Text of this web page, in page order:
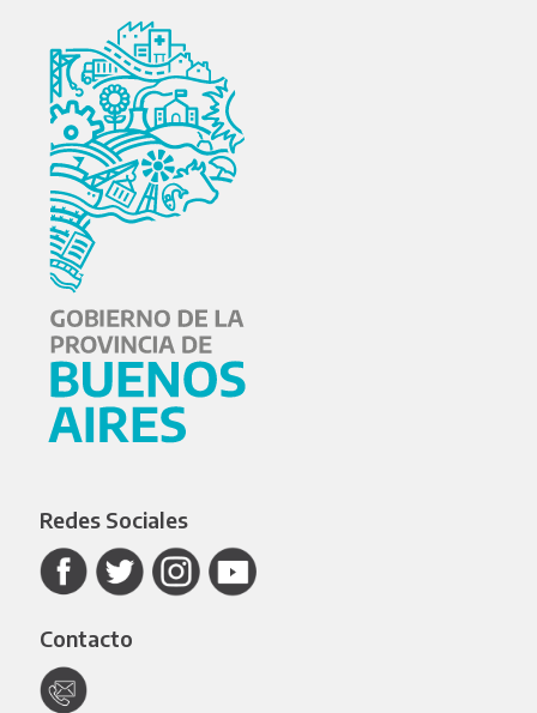
Redes Sociales
Contacto